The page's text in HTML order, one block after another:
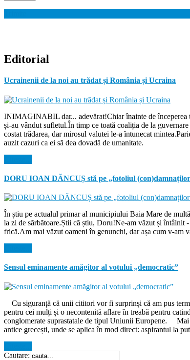
Editorial
Ucrainenii de la noi au trădat și România și Ucraina
INIMAGINABIL dar... adevărat!Chiar înainte de începerea
și-au vândut sufletul.În timp ce toată coaliția de la
costat trădarea, dar mirosul valutei le-a întunecat
auzit cazuri ca ei să dea dovadă de umanitate.
DORU IOAN DĂNCUȘ stă pe „fotoliul
În știu pe actualul primar al municipiului Baia Mare de
la zi de sărbătoare.Știi că știu, Doru!Ne-am văzut și întâlnit
frică.Am mai văzut oameni în genunchi, dar așa cum v-am
Sensul eminamente amăgitor al votului „democratic”
Cu siguranță că unii cititori vor fi surprinși că am pus
pentru cei mulți și o necontenită aflare în treabă pentru
conglomerate suprastatale de tipul Uniunii Europene. Mai
antice grecești, unde se aplica în mod direct: aspirantul la
Cautare: